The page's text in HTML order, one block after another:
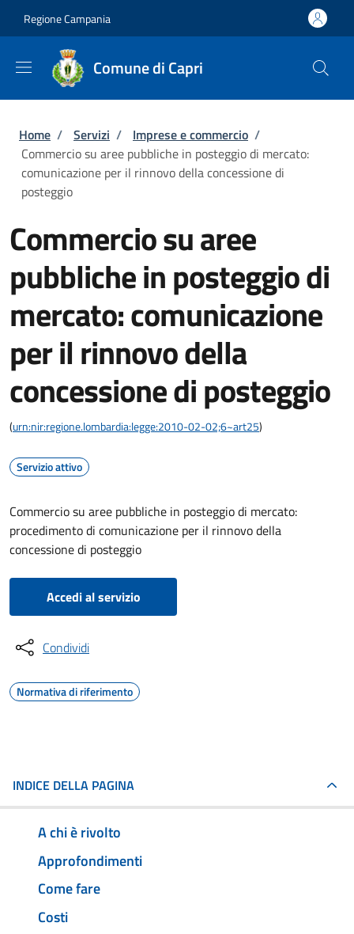
Regione Campania
Comune di Capri
Briciole di pane
Home / Servizi / Imprese e commercio /
Commercio su aree pubbliche in posteggio di mercato:
comunicazione per il rinnovo della concessione di
posteggio
Commercio su aree
pubbliche in posteggio di
mercato: comunicazione
per il rinnovo della
concessione di posteggio
(urn:nir:regione.lombardia:legge:2010-02-02;6~art25)
Servizio attivo
Commercio su aree pubbliche in posteggio di mercato:
procedimento di comunicazione per il rinnovo della
concessione di posteggio
Accedi al servizio
Condividi
Normativa di riferimento
INDICE DELLA PAGINA
A chi è rivolto
Approfondimenti
Come fare
Costi